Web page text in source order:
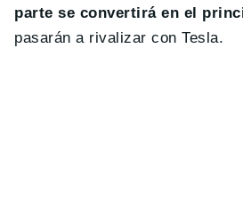
parte se convertirá en el
pasarán a rivalizar con Tesla.